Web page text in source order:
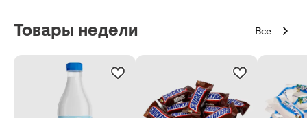
Товары недели Все